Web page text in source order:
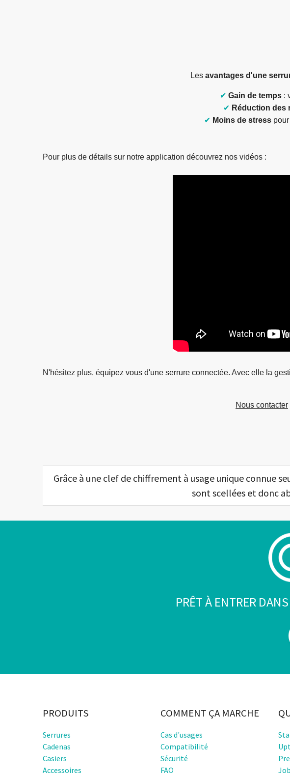
Les avantages d'une
✔ Gain de temps:
✔ Réduction des
✔ Moins de stress
Pour plus de détails sur notre application découvrez nos vidéos :
N'hésitez plus, équipez vous d'une serrure connectée. Avec elle la
Nous contacter
Grâce à une clef de chiffrement à usage unique connue
sont scellées et donc
PRÊT À ENTRER
PRODUITS
Serrures
Cadenas
Casiers
Accessoires
COMMENT ÇA MARCHE
Cas d'usages
Compatibilité
Sécurité
FAQ